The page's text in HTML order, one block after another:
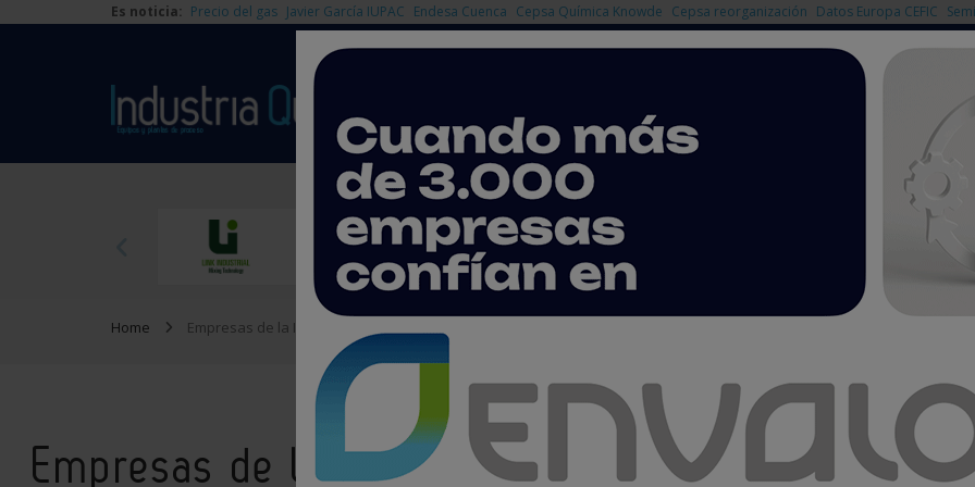
Es noticia: Precio del gas Javier García IUPAC Endesa Cuenca Cepsa Química Knowde Cepsa reorganización Datos Europa CEFIC
Home Empresas de la Industria Química
Empresas de la Industria Química